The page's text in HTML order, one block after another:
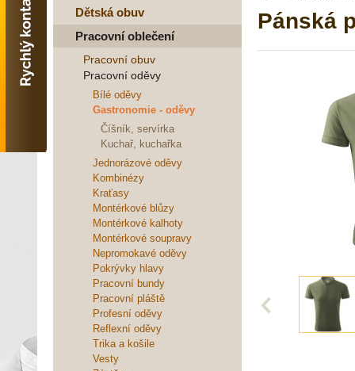
Dětská obuv
Pracovní oblečení
Pracovní obuv
Pracovní oděvy
Bílé oděvy
Gastronomie - oděvy
Číšník, servírka
Kuchař, kuchařka
Jednorázové oděvy
Kombinézy
Kraťasy
Montérkové blůzy
Montérkové kalhoty
Montérkové soupravy
Nepromokavé oděvy
Pokrývky hlavy
Pracovní bundy
Pracovní pláště
Profesní oděvy
Reflexní oděvy
Trika a košile
Vesty
Pánská
info@odevy-pilar.cz
Provozovna:
Hradec Králové
Provozovna:
Stavební 1140, 500 03